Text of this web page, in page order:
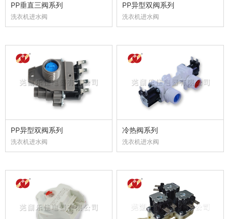
PP垂直三阀系列
洗衣机进水阀
PP异型双阀系列
洗衣机进水阀
PP异型双阀系列
洗衣机进水阀
冷热阀系列
洗衣机进水阀